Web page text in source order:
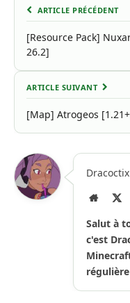
ARTICLE PRÉCÉDENT
[Resource Pack]
26.2]
ARTICLE SUIVANT
[Map] Atrogeos
Dracoctix
Site
Salut à
c'est